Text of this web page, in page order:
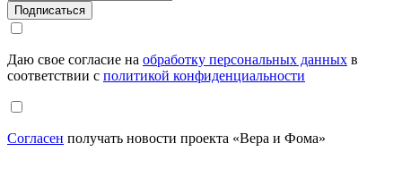
Даю свое согласие на обработку персональных данных в
соответствии с политикой конфиденциальности
Согласен получать новости проекта «Вера и Фома»